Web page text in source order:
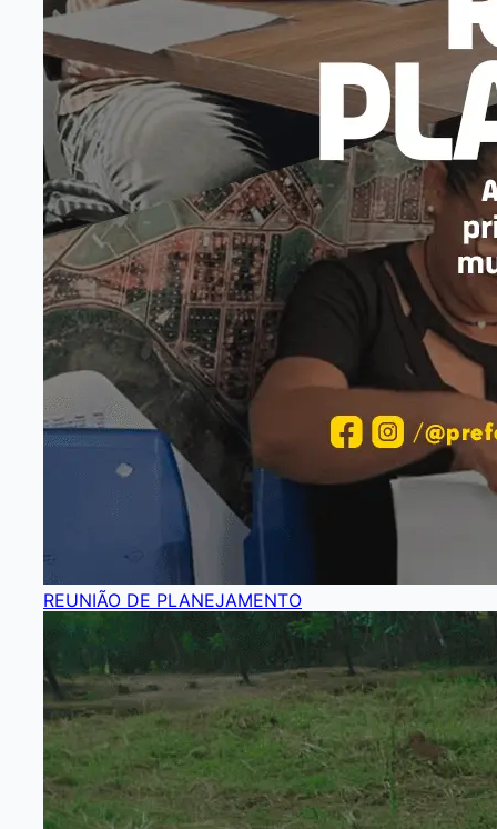
REUNIÃO DE PLANEJAMENTO